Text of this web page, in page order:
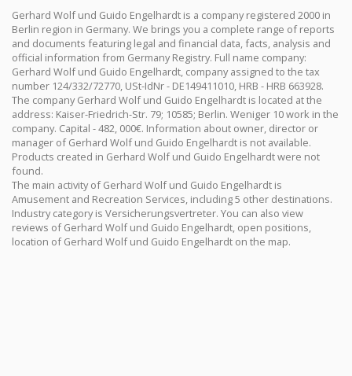
Gerhard Wolf und Guido Engelhardt is a company registered 2000 in
Berlin region in Germany. We brings you a complete range of reports
and documents featuring legal and financial data, facts, analysis and
official information from Germany Registry. Full name company:
Gerhard Wolf und Guido Engelhardt, company assigned to the tax
number 124/332/72770, USt-IdNr - DE149411010, HRB - HRB 663928.
The company Gerhard Wolf und Guido Engelhardt is located at the
address: Kaiser-Friedrich-Str. 79; 10585; Berlin. Weniger 10 work in the
company. Capital - 482, 000€. Information about owner, director or
manager of Gerhard Wolf und Guido Engelhardt is not available.
Products created in Gerhard Wolf und Guido Engelhardt were not
found.
The main activity of Gerhard Wolf und Guido Engelhardt is
Amusement and Recreation Services, including 5 other destinations.
Industry category is Versicherungsvertreter. You can also view
reviews of Gerhard Wolf und Guido Engelhardt, open positions,
location of Gerhard Wolf und Guido Engelhardt on the map.